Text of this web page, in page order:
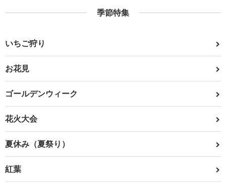
季節特集
いちご狩り
お花見
ゴールデンウィーク
花火大会
夏休み（夏祭り）
紅葉